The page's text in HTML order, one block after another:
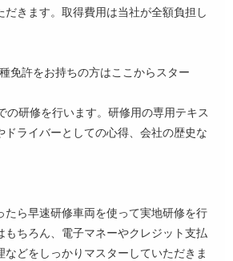
きます。取得費用は当社が全額負担し
免許をお持ちの方はここからスター
の研修を行います。研修用の専用テキス
ドライバーとしての心得、会社の歴史な
たら早速研修車両を使って実地研修を行
もちろん、電子マネーやクレジット支払
などをしっかりマスターしていただきま